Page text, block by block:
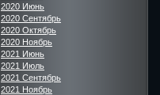
2020 Июнь
2020 Сентябрь
2020 Октябрь
2020 Ноябрь
2021 Июнь
2021 Июль
2021 Сентябрь
2021 Ноябрь